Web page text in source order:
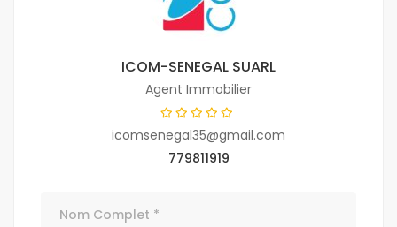
ICOM-SENEGAL SUARL
Agent Immobilier
icomsenegal35@gmail.com
779811919